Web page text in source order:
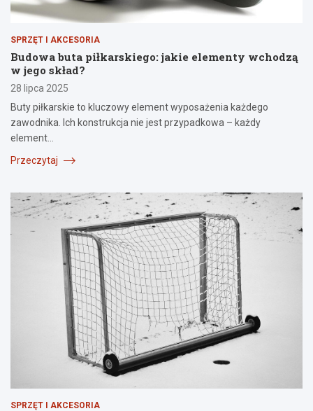
SPRZĘT I AKCESORIA
Budowa buta piłkarskiego: jakie elementy wchodzą
w jego skład?
28 lipca 2025
Buty piłkarskie to kluczowy element wyposażenia każdego
zawodnika. Ich konstrukcja nie jest przypadkowa – każdy
element…
Przeczytaj
SPRZĘT I AKCESORIA